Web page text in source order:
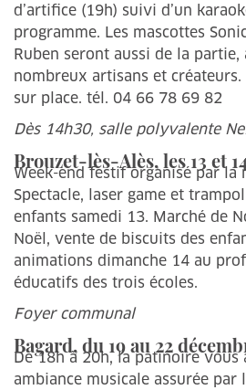
d’artifice (19h) suivi d’un
programme. Les mascottes
Ruben seront aussi de la partie,
nombreux artisans et
sur place. tél. 04 66 78 69 82
Dès 14h30, salle polyvalente
Brouzet-lès-Alès, les 13 et
Week-end festif organisé par la
Spectacle, laser game et
enfants samedi 13. Marché de
Noël, vente de biscuits des
animations dimanche 14 au
éducatifs des trois écoles.
Foyer communal
Bagard, du 19 au 22
De 18h à 20h, la patinoire vous
ambiance musicale assurée par